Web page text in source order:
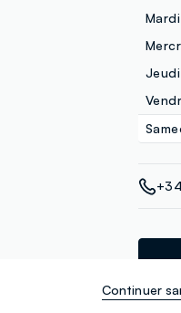
Mardi
Jeudi
Continuer